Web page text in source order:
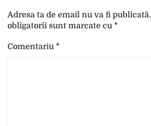
Adresa ta de email nu va fi publicată.
obligatorii sunt marcate cu *
Comentariu *